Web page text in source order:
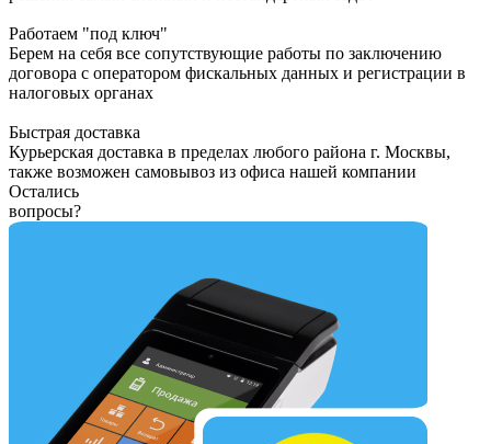
Работаем "под ключ"
Берем на себя все сопутствующие работы по заключению
договора с оператором фискальных данных и регистрации в
налоговых органах
Быстрая доставка
Курьерская доставка в пределах любого района г. Москвы,
также возможен самовывоз из офиса нашей компании
Остались
вопросы?